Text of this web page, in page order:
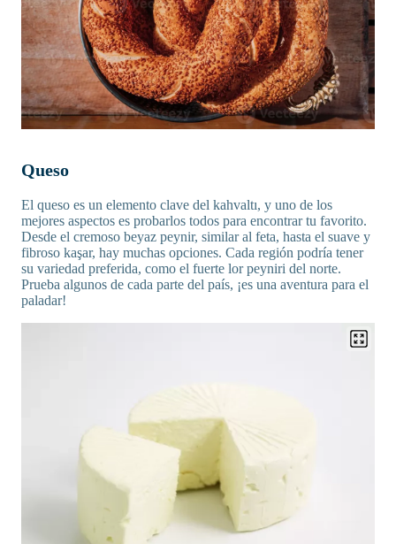
Queso
El queso es un elemento clave del kahvaltı, y uno de los
mejores aspectos es probarlos todos para encontrar tu favorito.
Desde el cremoso beyaz peynir, similar al feta, hasta el suave y
fibroso kaşar, hay muchas opciones. Cada región podría tener
su variedad preferida, como el fuerte lor peyniri del norte.
Prueba algunos de cada parte del país, ¡es una aventura para el
paladar!